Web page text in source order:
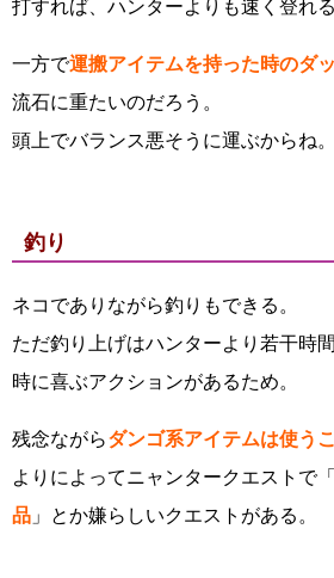
打すれば、ハンターよりも速く登れる
一方で運搬アイテムを持った時のダ
流石に重たいのだろう。
頭上でバランス悪そうに運ぶからね。
釣り
ネコでありながら釣りもできる。
ただ釣り上げはハンターより若干時
時に喜ぶアクションがあるため。
残念ながらダンゴ系アイテムは使う
よりによってニャンタークエストで「
品 」とか嫌らしいクエストがある。